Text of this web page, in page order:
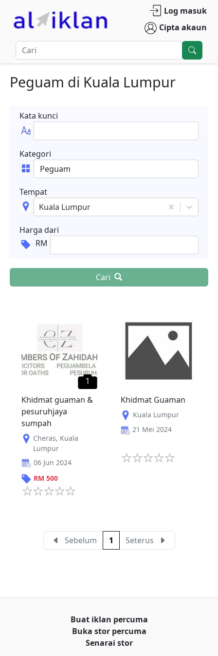
Log masuk
Cipta akaun
Peguam di Kuala Lumpur
Kata kunci
Kategori
Tempat
Kuala Lumpur
Harga dari
RM
Cari
1
Khidmat guaman &
pesuruhjaya
sumpah
Cheras, Kuala
Lumpur
06 Jun 2024
RM 500
Khidmat Guaman
Kuala Lumpur
21 Mei 2024
Sebelum 1 Seterus
Buat iklan percuma
Buka stor percuma
Senarai stor